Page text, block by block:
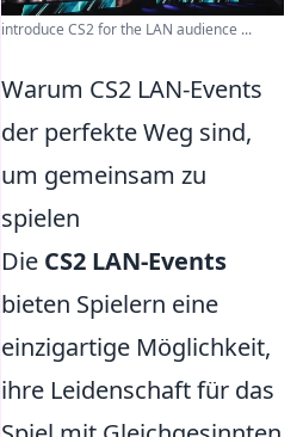
introduce CS2 for the LAN audience ...
Warum CS2 LAN-Events
der perfekte Weg sind,
um gemeinsam zu
spielen
Die CS2 LAN-Events
bieten Spielern eine
einzigartige Möglichkeit,
ihre Leidenschaft für das